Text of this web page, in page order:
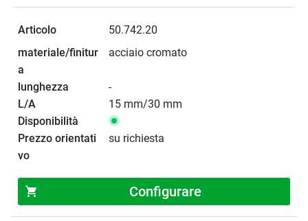
50.742.20
acciaio cromato
-
15 mm/30 mm
su richiesta
Configurare